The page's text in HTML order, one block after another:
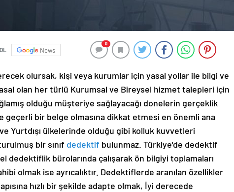
News
0
olursak, kişi veya kurumlar için yasal yollar ile bilgi ve
olan her türlü Kurumsal ve Bireysel hizmet talepleri için
olduğu müşteriye sağlayacağı donelerin gerçeklik
geçerli bir belge olmasına dikkat etmesi en önemli ana
Yurtdışı ülkelerinde olduğu gibi kolluk kuvvetleri
bir sınıf dedektif bulunmaz. Türkiye'de dedektif
dedektiflik bürolarında çalışarak ön bilgiyi toplamaları
olmak ise ayrıcalıktır. Dedektiflerde aranılan özellikler
hızlı bir şekilde adapte olmak, İyi derecede